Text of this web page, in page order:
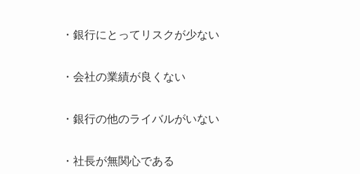
・銀行にとってリスクが少ない
・会社の業績が良くない
・銀行の他のライバルがいない
・社長が無関心である